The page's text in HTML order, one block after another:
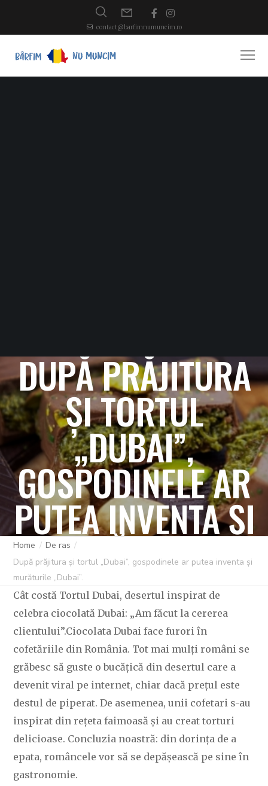
contact@barfimnumuncim.ro
DUPĂ PRĂJITURA
ȘI TORTUL
„DUBAI”,
GOSPODINELE AR
PUTEA INVENTA ȘI
MURĂTURILE
„DUBAI”.
C OVIDIU 15 OCTOMBRIE 2024 243 LIKES
Home
De ras
După prăjitura și tortul „Dubai”, gospodinele ar putea inventa și
murăturile „Dubai”.
Cât costă Tortul Dubai, desertul inspirat de
celebra ciocolată Dubai: „Am făcut la cererea
clientului”.Ciocolata Dubai face furori în
cofetăriile din România. Tot mai mulți români se
grăbesc să guste o bucățică din desertul care a
devenit viral pe internet, chiar dacă prețul este
destul de piperat. De asemenea, unii cofetari s-au
inspirat din rețeta faimoasă și au creat torturi
delicioase. Concluzia noastră: din dorința de a
epata, româncele vor să se depășească pe sine în
gastronomie.